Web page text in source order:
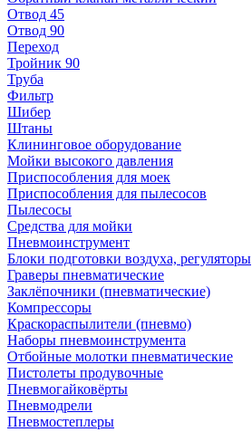
Отвод 45
Отвод 90
Переход
Тройник 90
Труба
Фильтр
Шибер
Штаны
Клининговое оборудование
Мойки высокого давления
Приспособления для моек
Приспособления для пылесосов
Пылесосы
Средства для мойки
Пневмоинструмент
Блоки подготовки воздуха, регуляторы
Граверы пневматические
Заклёпочники (пневматические)
Компрессоры
Краскораспылители (пневмо)
Наборы пневмоинструмента
Отбойные молотки пневматические
Пистолеты продувочные
Пневмогайковёрты
Пневмодрели
Пневмостеплеры